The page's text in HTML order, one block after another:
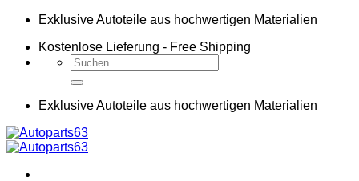
Zum
springen
Exklusive Autoteile aus hochwertigen Materialien
Kostenlose Lieferung - Free Shipping
Suchen
nach:
Exklusive Autoteile aus hochwertigen Materialien